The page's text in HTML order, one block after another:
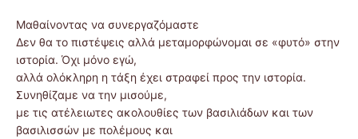
Μαθαίνοντας να συνεργαζόμαστε
Δεν θα το πιστέψεις αλλά μεταμορφώνομαι σε «φυτό» στην
ιστορία. Όχι μόνο εγώ,
αλλά ολόκληρη η τάξη έχει στραφεί προς την ιστορία.
Συνηθίζαμε να την μισούμε,
με τις ατέλειωτες ακολουθίες των βασιλιάδων και των
βασιλισσών με πολέμους και